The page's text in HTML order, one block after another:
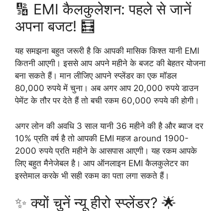
🔢 EMI कैलकुलेशन: पहले से जानें
अपना बजट! 🧮
यह समझना बहुत जरूरी है कि आपकी मासिक किश्त यानी EMI
कितनी आएगी। इससे आप अपने महीने के बजट की बेहतर योजना
बना सकते हैं। मान लीजिए आपने स्प्लेंडर का एक मॉडल
80,000 रुपये में चुना। अब अगर आप 20,000 रुपये डाउन
पेमेंट के तौर पर देते हैं तो बची रकम 60,000 रुपये की होगी।
अगर लोन की अवधि 3 साल यानी 36 महीने की है और ब्याज दर
10% प्रति वर्ष है तो आपकी EMI महज around 1900-
2000 रुपये प्रति महीने के आसपास आएगी। यह रकम आपके
लिए बहुत मैनेजेबल है। आप ऑनलाइन EMI कैलकुलेटर का
इस्तेमाल करके भी सही रकम का पता लगा सकते हैं।
✨ क्यों चुनें न्यू हीरो स्प्लेंडर? 🌟